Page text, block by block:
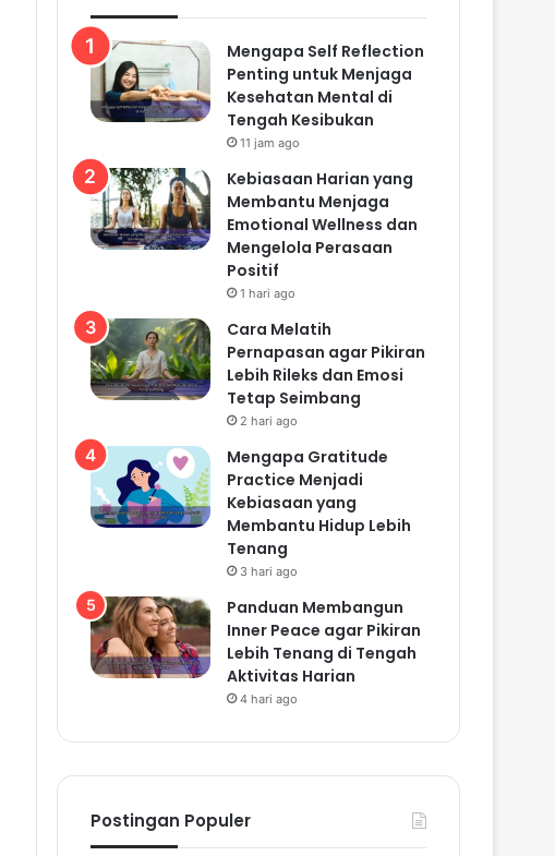
Mengapa Self Reflection
Penting untuk Menjaga
Kesehatan Mental di
Tengah Kesibukan
11 jam ago
Kebiasaan Harian yang
Membantu Menjaga
Emotional Wellness dan
Mengelola Perasaan
Positif
1 hari ago
Cara Melatih
Pernapasan agar Pikiran
Lebih Rileks dan Emosi
Tetap Seimbang
2 hari ago
Mengapa Gratitude
Practice Menjadi
Kebiasaan yang
Membantu Hidup Lebih
Tenang
3 hari ago
Panduan Membangun
Inner Peace agar Pikiran
Lebih Tenang di Tengah
Aktivitas Harian
4 hari ago
Postingan Populer